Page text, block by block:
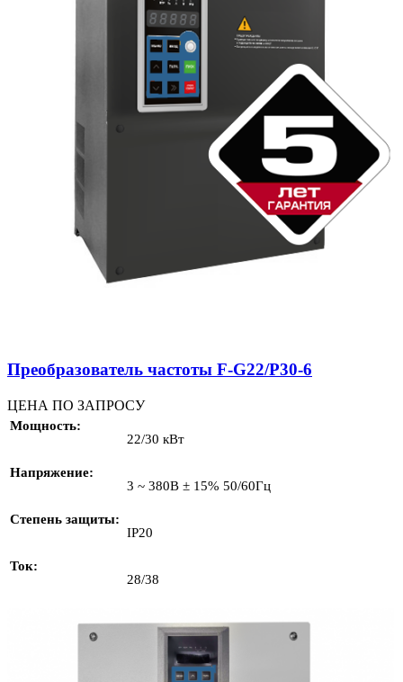
Преобразователь частоты F-G22/P30-6
ЦЕНА ПО ЗАПРОСУ
Мощность
22/30 кВт
Напряжение
3 ~ 380В ± 15% 50/60Гц
Степень защиты
IP20
Ток
28/38